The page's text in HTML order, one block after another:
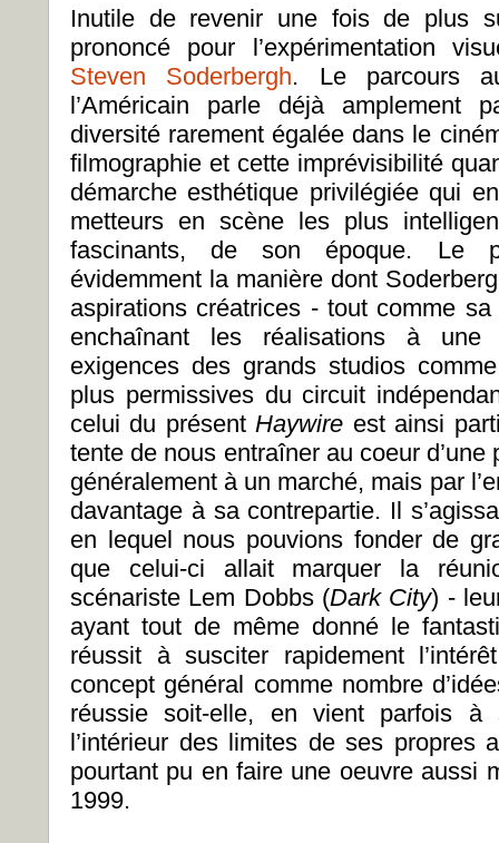
Inutile de revenir une fois de plus
prononcé pour l’expérimentation
Steven Soderbergh. Le parcours
l’Américain parle déjà amplement
diversité rarement égalée dans le
filmographie et cette imprévisibilité
démarche esthétique privilégiée qui
metteurs en scène les plus
fascinants, de son époque. Le
évidemment la manière dont
aspirations créatrices - tout comme
enchaînant les réalisations à
exigences des grands studios
plus permissives du circuit
celui du présentHaywire est ainsi
tente de nous entraîner au coeur
généralement à un marché, mais par
davantage à sa contrepartie. Il
en lequel nous pouvions fonder de
que celui-ci allait marquer la
scénariste Lem Dobbs (Dark City) -
ayant tout de même donné le
réussit à susciter rapidement
concept général comme nombre
réussie soit-elle, en vient parfois à
l’intérieur des limites de ses propres
pourtant pu en faire une oeuvre aussi
1999.